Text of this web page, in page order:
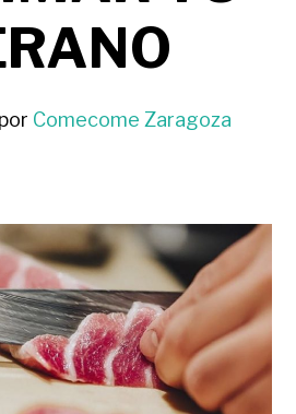
por Comecome Zaragoza